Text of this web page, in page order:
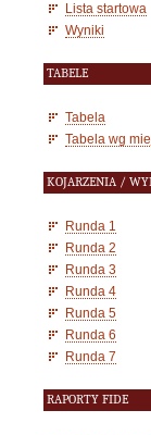
Lista startowa
Wyniki
TABELE
Tabela
Tabela wg
KOJARZENIA /
Runda 1
Runda 2
Runda 3
Runda 4
Runda 5
Runda 6
Runda 7
RAPORTY FIDE